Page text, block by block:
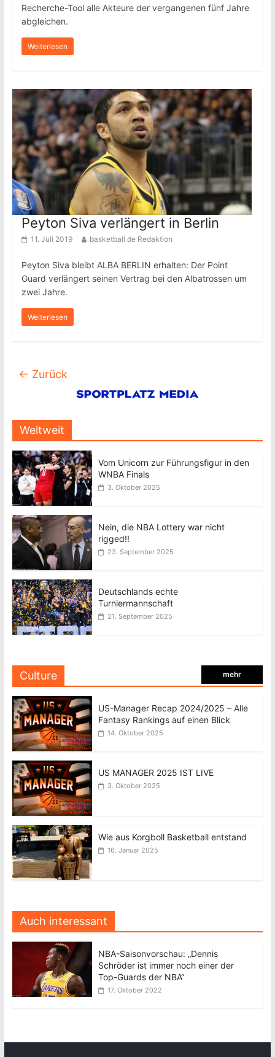
Recherche-Tool alle Akteure der vergangenen fünf Jahre
abgleichen.
Weiterlesen
Peyton Siva verlängert in Berlin
11. Juli 2019 basketball.de Redaktion
Peyton Siva bleibt ALBA BERLIN erhalten: Der Point
Guard verlängert seinen Vertrag bei den Albatrossen um
zwei Jahre.
Weiterlesen
← Zurück
Weltweit
Vom Unicorn zur Führungsfigur in den
WNBA Finals
3. Oktober 2025
Nein, die NBA Lottery war nicht
rigged!!
23. September 2025
Deutschlands echte
Turniermannschaft
21. September 2025
Culture mehr
US-Manager Recap 2024/2025 – Alle
Fantasy Rankings auf einen Blick
14. Oktober 2025
US MANAGER 2025 IST LIVE
3. Oktober 2025
Wie aus Korgboll Basketball entstand
16. Januar 2025
Auch interessant
NBA-Saisonvorschau: „Dennis
Schröder ist immer noch einer der
Top-Guards der NBA“
17. Oktober 2022